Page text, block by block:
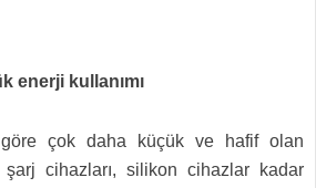
enerji kullanımı
göre çok daha küçük ve hafif olan
cihazları, silikon cihazlar kadar